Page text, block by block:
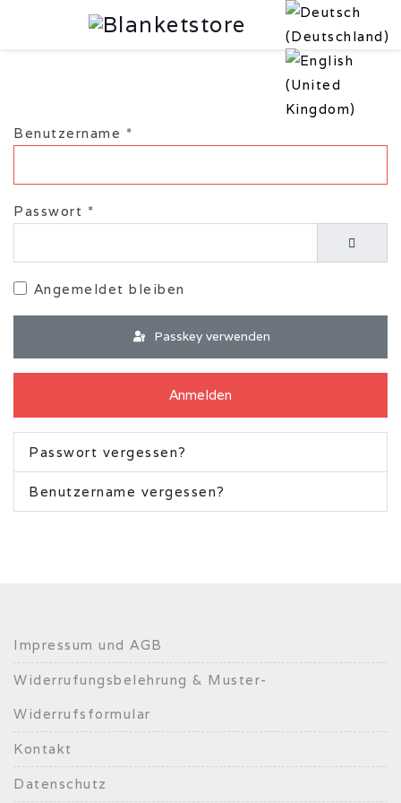
Benutzername *
Passwort *
Angemeldet bleiben
Passkey verwenden
Anmelden
Passwort vergessen?
Benutzername vergessen?
Impressum und AGB
Widerrufungsbelehrung & Muster-
Widerrufsformular
Kontakt
Datenschutz